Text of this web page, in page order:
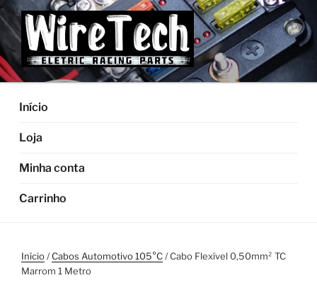
Pular
para
o
conteúdo
Início
Loja
Minha conta
Carrinho
Início/Cabos Automotivo 105°C/ Cabo Flexível 0,50mm² TC
Marrom 1 Metro